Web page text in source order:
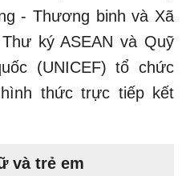
- Thương binh và Xã
ký ASEAN và Quỹ
(UNICEF) tổ chức
thức trực tiếp kết
và trẻ em